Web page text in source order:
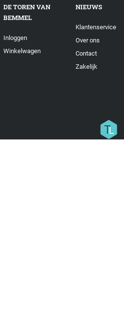
DE TOREN VAN
BEMMEL
Inloggen
Winkelwagen
NIEUWS
Klantenservice
Over ons
Contact
Zakelijk